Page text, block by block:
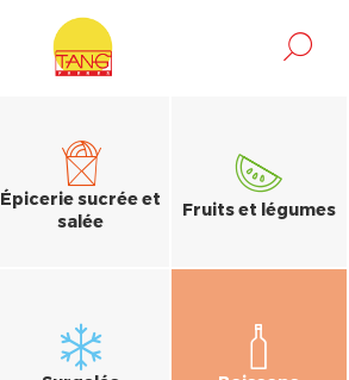
Épicerie sucrée et
salée
Fruits et légumes